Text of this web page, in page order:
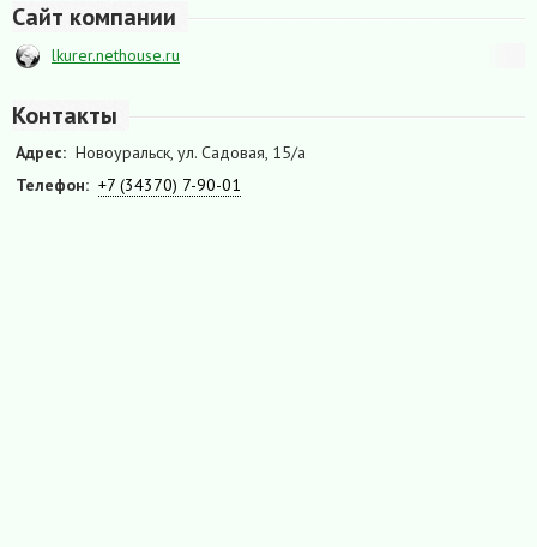
Сайт компании
lkurer.nethouse.ru
Контакты
Адрес: Новоуральск, ул. Садовая, 15/а
Телефон: +7 (34370) 7-90-01